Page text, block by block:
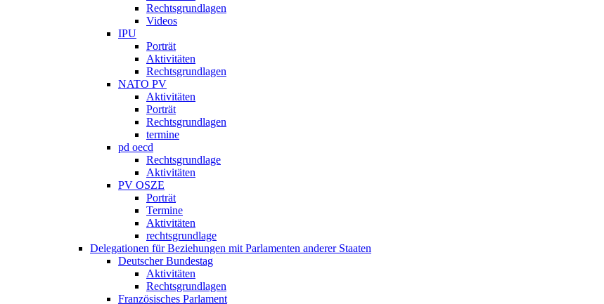
Rechtsgrundlagen
Videos
IPU
Porträt
Aktivitäten
Rechtsgrundlagen
NATO PV
Aktivitäten
Porträt
Rechtsgrundlagen
termine
pd oecd
Rechtsgrundlage
Aktivitäten
PV OSZE
Porträt
Termine
Aktivitäten
rechtsgrundlage
Delegationen für Beziehungen mit Parlamenten anderer Staaten
Deutscher Bundestag
Aktivitäten
Rechtsgrundlagen
Französisches Parlament